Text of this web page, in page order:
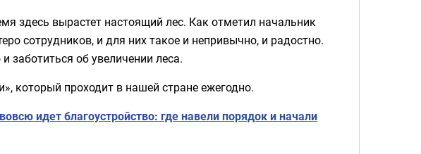
здесь вырастет настоящий лес. Как отметил начальник
сотрудников, и для них такое и непривычно, и радостно.
заботиться об увеличении леса.
который проходит в нашей стране ежегодно.
идет благоустройство: где навели порядок и начали